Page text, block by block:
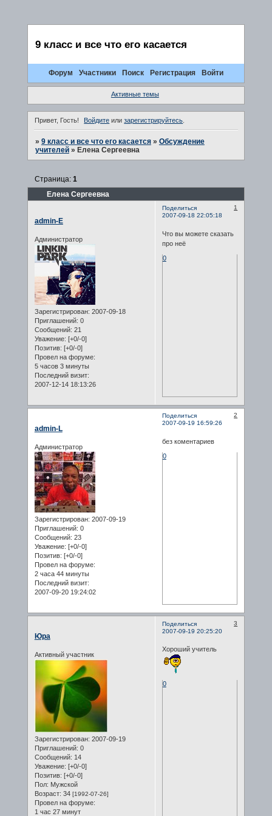
9 класс и все что его касается
Форум Участники Поиск Регистрация Войти
Активные темы
Привет, Гость! Войдите илизарегистрируйтесь.
» 9 класс и все что его касается » Обсуждение
учителей » Елена Сергеевна
Елена Сергеевна
Страница: 1
Поделиться
1
2007-09-18 22:05:18
admin-E
Администратор
Зарегистрирован: 2007-09-18
Приглашений: 0
Сообщений: 21
Уважение: [+0/-0]
Позитив: [+0/-0]
Провел на форуме:
5 часов 3 минуты
Последний визит:
2007-12-14 18:13:26
Что вы можете сказать
про неё
0
Поделиться
2
2007-09-19 16:59:26
admin-L
Администратор
Зарегистрирован: 2007-09-19
Приглашений: 0
Сообщений: 23
Уважение: [+0/-0]
Позитив: [+0/-0]
Провел на форуме:
2 часа 44 минуты
Последний визит:
2007-09-20 19:24:02
без коментариев
0
Поделиться
3
2007-09-19 20:25:20
Юра
Активный участник
Зарегистрирован: 2007-09-19
Приглашений: 0
Сообщений: 14
Уважение: [+0/-0]
Позитив: [+0/-0]
Пол: Мужской
Возраст: 34 [1992-07-26]
Провел на форуме:
1 час 27 минут
Хороший учитель
0